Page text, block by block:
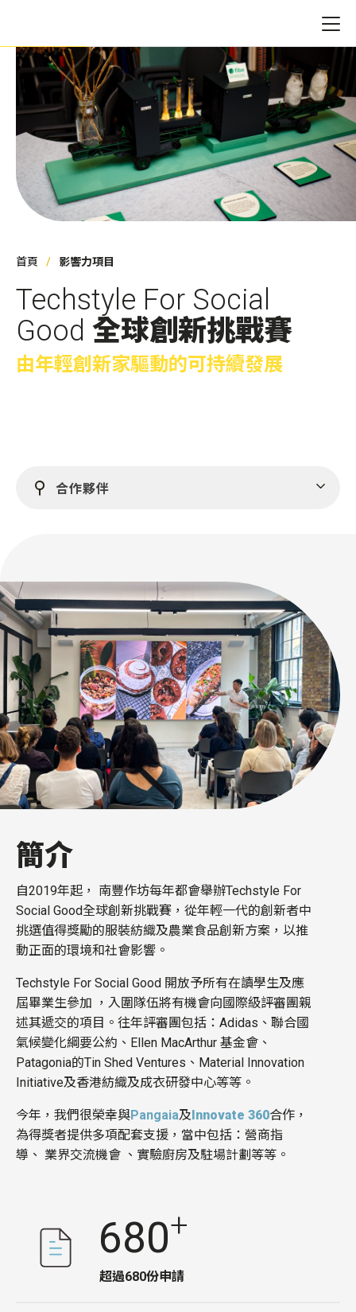
首頁 影響力項目
Techstyle For Social
Good 全球創新挑戰賽​
由年輕創新家驅動的可持續發展
合作夥伴
簡介
自2019年起， 南豐作坊每年都會舉辦Techstyle For
Social Good全球創新挑戰賽， 從年輕一代的創新者中
挑選值得獎勵的服裝紡織及農業食品創新方案，以推
動正面的環境和社會影響。
Techstyle For Social Good 開放予所有在讀學生及應
屆畢業生參加 ，入圍隊伍將有機會向國際級評審團親
述其遞交的項目。往年評審團包括： Adidas 、 聯合國
氣候變化綱要公約、 Ellen MacArthur 基金會、
Patagonia的Tin Shed Ventures 、 Material Innovation
Initiative及香港紡織及成衣研發中心等等。
今年，我們很榮幸與Pangaia及Innovate 360合作，
為得獎者提供多項配套支援， 當中包括：營商指
導、 業界交流機會 、實驗廚房及駐場計劃等等。
680+
超過680份申請
成立年份
Funding
READ